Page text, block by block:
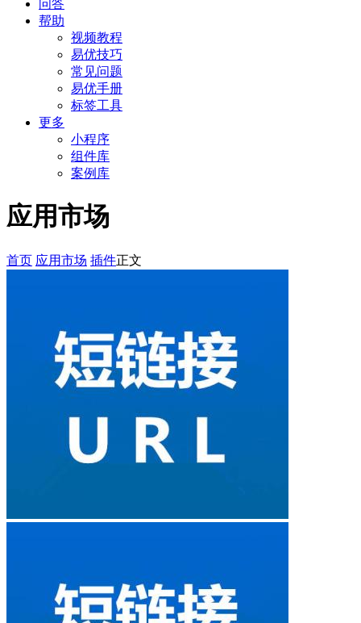
问答
帮助
视频教程
易优技巧
常见问题
易优手册
标签工具
更多
小程序
组件库
案例库
应用市场
首页 应用市场 插件正文